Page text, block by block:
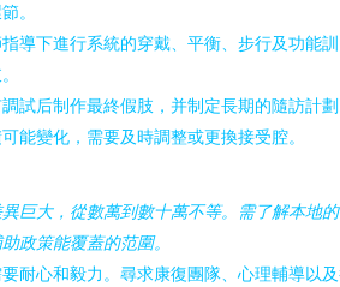
。
指導下進行系統的穿戴、平衡、步行及功能訓
調試后制作最終假肢，并制定長期的隨訪計
能變化，需要及時調整或更換接受腔。
巨大，從數萬到數十萬不等。需了解本地
政策能覆蓋的范圍。
耐心和毅力。尋求康復團隊、心理輔導以